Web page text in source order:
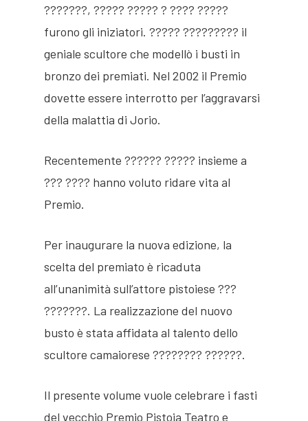
???????, ????? ????? ? ???? ?????
furono gli iniziatori. ????? ????????? il
geniale scultore che modellò i busti in
bronzo dei premiati. Nel 2002 il Premio
dovette essere interrotto per l’aggravarsi
della malattia di Jorio.
Recentemente ?????? ????? insieme a
??? ???? hanno voluto ridare vita al
Premio.
Per inaugurare la nuova edizione, la
scelta del premiato è ricaduta
all’unanimità sull’attore pistoiese ???
???????. La realizzazione del nuovo
busto è stata affidata al talento dello
scultore camaiorese ???????? ??????.
Il presente volume vuole celebrare i fasti
del vecchio Premio Pistoia Teatro e